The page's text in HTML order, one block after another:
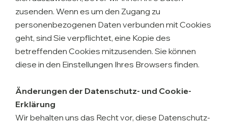
zusenden. Wenn es um den Zugang zu
personenbezogenen Daten verbunden mit Cookies
geht, sind Sie verpflichtet, eine Kopie des
betreffenden Cookies mitzusenden. Sie können
diese in den Einstellungen Ihres Browsers finden.
Änderungen der Datenschutz- und Cookie-
Erklärung
Wir behalten uns das Recht vor, diese Datenschutz-